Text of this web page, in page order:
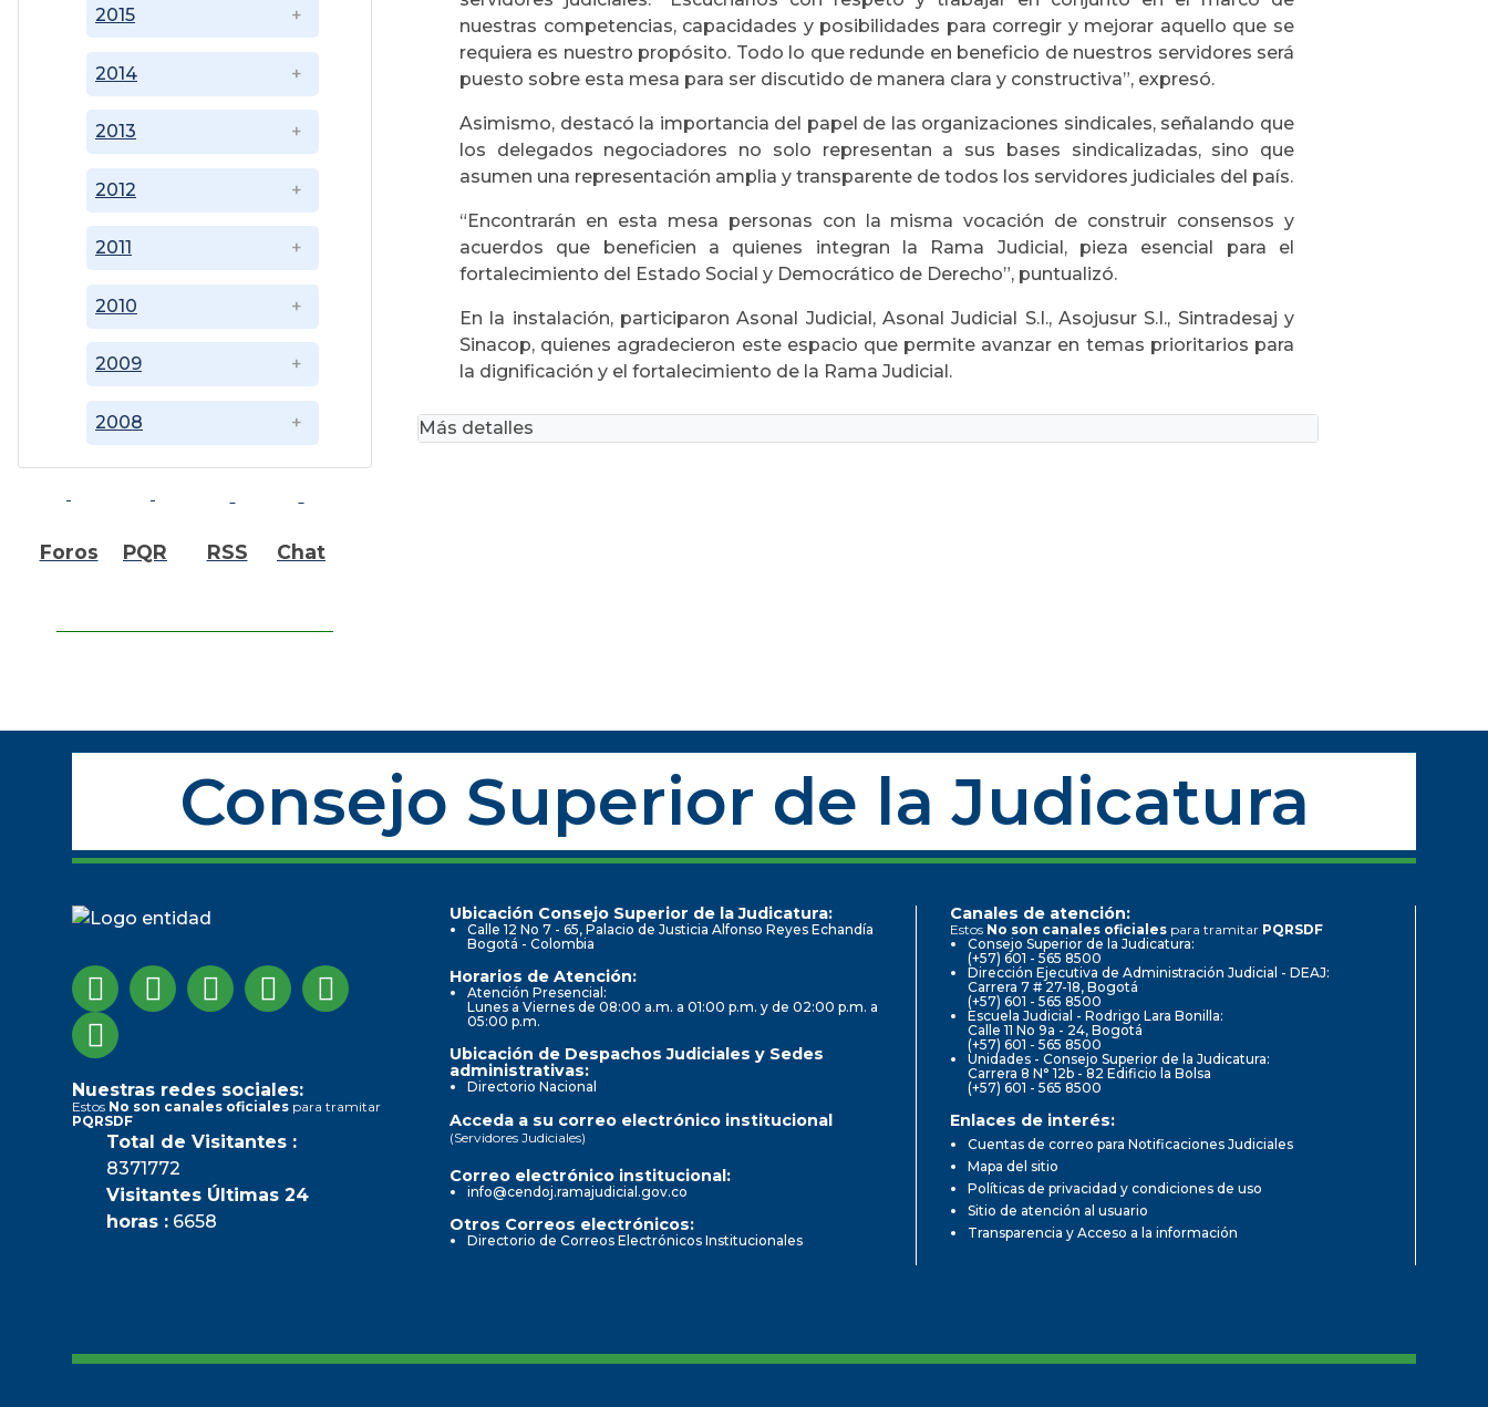
2008
2009
2010
2011
2012
2013
2014
2015
Foros PQR RSS Chat
nuestras competencias, capacidades y posibilidades para corregir y mejorar aquello que se
requiera es nuestro propósito. Todo lo que redunde en beneficio de nuestros servidores será
puesto sobre esta mesa para ser discutido de manera clara y constructiva”, expresó.
Asimismo, destacó la importancia del papel de las organizaciones sindicales, señalando que
los delegados negociadores no solo representan a sus bases sindicalizadas, sino que
asumen una representación amplia y transparente de todos los servidores judiciales del país.
“Encontrarán en esta mesa personas con la misma vocación de construir consensos y
acuerdos que beneficien a quienes integran la Rama Judicial, pieza esencial para el
fortalecimiento del Estado Social y Democrático de Derecho”, puntualizó.
En la instalación, participaron Asonal Judicial, Asonal Judicial S.I., Asojusur S.I., Sintradesaj y
Sinacop, quienes agradecieron este espacio que permite avanzar en temas prioritarios para
la dignificación y el fortalecimiento de la Rama Judicial.
Más detalles
Consejo Superior de la Judicatura
Nuestras redes sociales:
Estos No son canales oficiales para tramitar
PQRSDF
Total de Visitantes :
8371772
Visitantes Últimas 24
horas : 6658
Ubicación Consejo Superior de la Judicatura:
Calle 12 No 7 - 65, Palacio de Justicia Alfonso Reyes Echandía
Bogotá - Colombia
Horarios de Atención:
Atención Presencial:
Lunes a Viernes de 08:00 a.m. a 01:00 p.m. y de 02:00 p.m. a
05:00 p.m.
Ubicación de Despachos Judiciales y Sedes
administrativas:
Directorio Nacional
Canales de atención:
Estos No son canales oficiales para tramitar PQRSDF
Consejo Superior de la Judicatura:
(+57) 601 - 565 8500
Dirección Ejecutiva de Administración Judicial - DEAJ:
Carrera 7 # 27-18, Bogotá
(+57) 601 - 565 8500
Escuela Judicial - Rodrigo Lara Bonilla:
Calle 11 No 9a - 24, Bogotá
(+57) 601 - 565 8500
Unidades - Consejo Superior de la Judicatura:
Carrera 8 N° 12b - 82 Edificio la Bolsa
(+57) 601 - 565 8500
Acceda a su correo electrónico institucional
(Servidores Judiciales)
Correo electrónico institucional:
info@cendoj.ramajudicial.gov.co
Otros Correos electrónicos:
Directorio de Correos Electrónicos Institucionales
Enlaces de interés:
Cuentas de correo para Notificaciones Judiciales
Mapa del sitio
Políticas de privacidad y condiciones de uso
Sitio de atención al usuario
Transparencia y Acceso a la información